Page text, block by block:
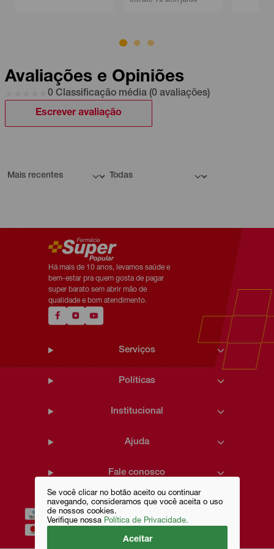
Se você clicar no botão aceito ou continuar
navegando, consideramos que você aceita o uso
de nossos cookies.
Verifique nossa Política de Privacidade.
Aceitar
Avaliações e Opiniões
0 Classificação média (0 avaliações)
Escrever avaliação
Há mais de 10 anos, levamos saúde e
bem-estar pra quem gosta de pagar
super barato sem abrir mão de
qualidade e bom atendimento.
Serviços
Políticas
Institucional
Ajuda
Fale conosco